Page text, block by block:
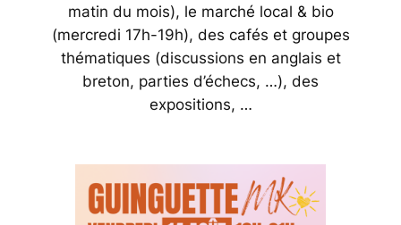
matin du mois), le marché local & bio
(mercredi 17h-19h), des cafés et groupes
thématiques (discussions en anglais et
breton, parties d’échecs, …), des
expositions, …